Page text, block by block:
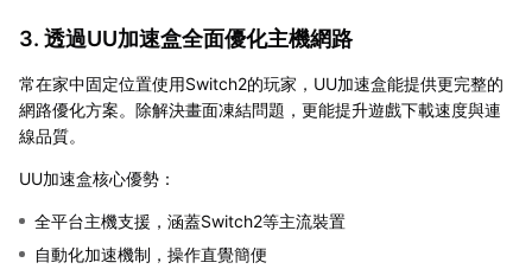
3. 透過UU加速盒全面優化主機網路
常在家中固定位置使用Switch2的玩家，UU加速盒能提供更完整的
網路優化方案。除解決畫面凍結問題，更能提升遊戲下載速度與連
線品質。
UU加速盒核心優勢：
全平台主機支援，涵蓋Switch2等主流裝置
自動化加速機制，操作直覺簡便